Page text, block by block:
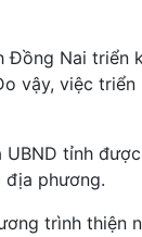
Nai
vậy, việc
tỉnh
địa phương.
trình